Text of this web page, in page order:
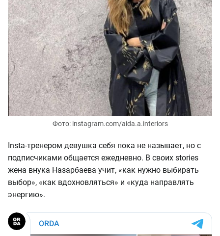
Фото: instagram.com/aida.a.interiors
Insta-тренером девушка себя пока не называет, но с
подписчиками общается ежедневно. В своих stories
жена внука Назарбаева учит, «как нужно выбирать
выбор», «как вдохновляться» и «куда направлять
энергию».